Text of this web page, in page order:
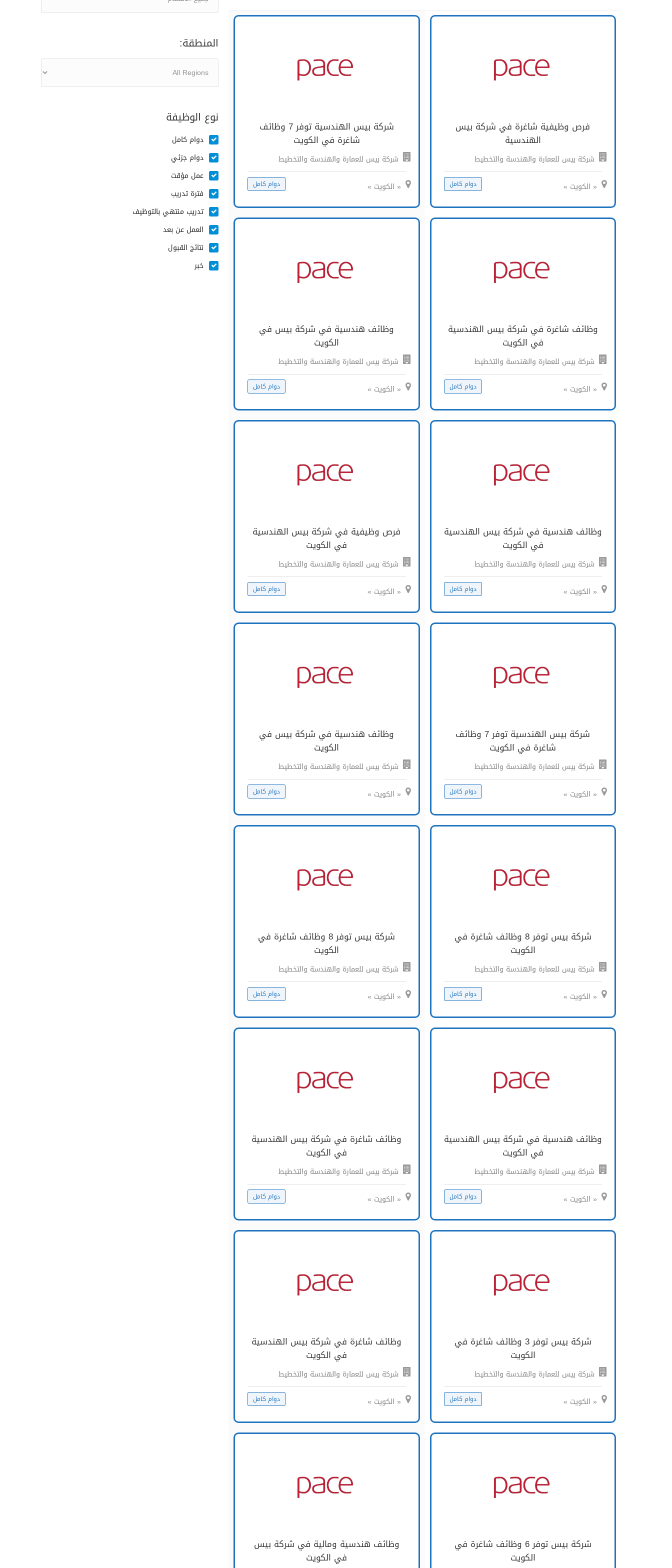
فرص وظيفية شاغرة في شركة بيس
الهندسية
شركة بيس للعمارة والهندسة والتخطيط
« الكويت » دوام كامل
شركة بيس الهندسية توفر 7 وظائف
شاغرة في الكويت
شركة بيس للعمارة والهندسة والتخطيط
« الكويت » دوام كامل
وظائف شاغرة في شركة بيس الهندسية
في الكويت
شركة بيس للعمارة والهندسة والتخطيط
« الكويت » دوام كامل
وظائف هندسية في شركة بيس في
الكويت
شركة بيس للعمارة والهندسة والتخطيط
« الكويت » دوام كامل
وظائف هندسية في شركة بيس الهندسية
في الكويت
شركة بيس للعمارة والهندسة والتخطيط
« الكويت » دوام كامل
فرص وظيفية في شركة بيس الهندسية
في الكويت
شركة بيس للعمارة والهندسة والتخطيط
« الكويت » دوام كامل
شركة بيس الهندسية توفر 7 وظائف
شاغرة في الكويت
شركة بيس للعمارة والهندسة والتخطيط
« الكويت » دوام كامل
وظائف هندسية في شركة بيس في
الكويت
شركة بيس للعمارة والهندسة والتخطيط
« الكويت » دوام كامل
شركة بيس توفر 8 وظائف شاغرة في
الكويت
شركة بيس للعمارة والهندسة والتخطيط
« الكويت » دوام كامل
شركة بيس توفر 8 وظائف شاغرة في
الكويت
شركة بيس للعمارة والهندسة والتخطيط
« الكويت » دوام كامل
وظائف هندسية في شركة بيس الهندسية
في الكويت
شركة بيس للعمارة والهندسة والتخطيط
« الكويت » دوام كامل
وظائف شاغرة في شركة بيس الهندسية
في الكويت
شركة بيس للعمارة والهندسة والتخطيط
« الكويت » دوام كامل
شركة بيس توفر 3 وظائف شاغرة في
الكويت
شركة بيس للعمارة والهندسة والتخطيط
« الكويت » دوام كامل
وظائف شاغرة في شركة بيس الهندسية
في الكويت
شركة بيس للعمارة والهندسة والتخطيط
« الكويت » دوام كامل
شركة بيس توفر 6 وظائف شاغرة في
الكويت
وظائف هندسية ومالية في شركة بيس
في الكويت
المنطقة:
نوع الوظيفة
دوام كامل
دوام جزئي
عمل مؤقت
فترة تدريب
تدريب منتهي بالتوظيف
العمل عن بعد
نتائج القبول
خبر